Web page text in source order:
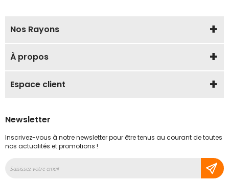
Nos Rayons
À propos
Espace client
Newsletter
Inscrivez-vous à notre newsletter pour être tenus au courant de toutes
nos actualités et promotions !